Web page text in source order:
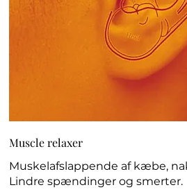
Muscle relaxer
Muskelafslappende af kæbe,
Lindre spændinger og smerter.